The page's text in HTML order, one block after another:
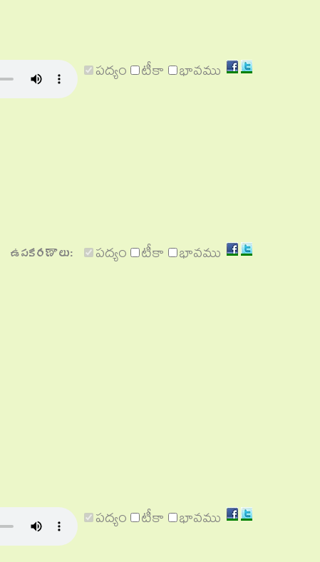
పద్యం టీకా భావము Share
on Share
on
ఉపకరణాలు: పద్యం టీకా భావము Share
on Share
on
పద్యం టీకా భావము Share
on Share
on